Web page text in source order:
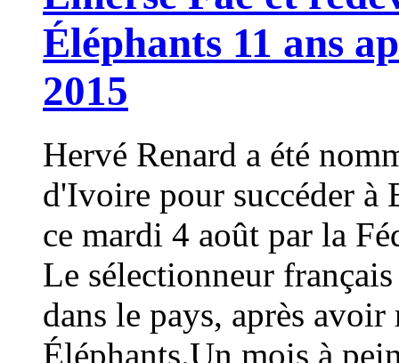
Éléphants 11 ans
2015
Hervé Renard a été
d'Ivoire pour succéder à
ce mardi 4 août par la
Le sélectionneur
dans le pays, après
Éléphants.Un mois à